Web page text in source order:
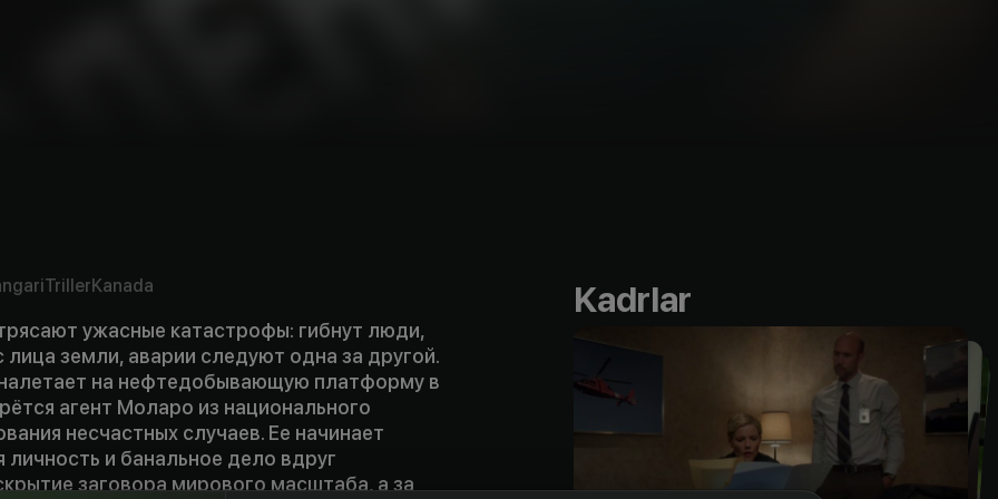
TrillerKanada
ужасные катастрофы: гибнут люди,
лица земли, аварии следуют одна за другой.
на нефтедобывающую платформу в
агент Моларо из национального
несчастных случаев. Ее начинает
личность и банальное дело вдруг
заговора мирового масштаба, а за
Kadrlar